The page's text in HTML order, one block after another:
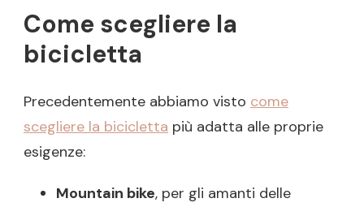
Come scegliere la
bicicletta
Precedentemente abbiamo visto come
scegliere la bicicletta più adatta alle proprie
esigenze:
Mountain bike, per gli amanti delle